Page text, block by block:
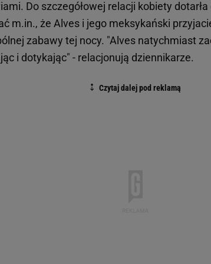
Do szczegółowej relacji kobiety dotarła
m.in., że Alves i jego meksykański
zabawy tej nocy. "Alves natychmiast
i dotykając" - relacjonują dziennikarze.